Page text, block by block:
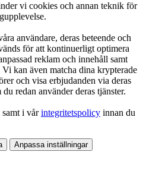
vi cookies och annan teknik för
användare, deras beteende och
för att kontinuerligt optimera
reklam och innehåll samt
kan även matcha dina krypterade
och visa erbjudanden via deras
redan använder deras tjänster.
samt i vårintegritetspolicy innan du
Anpassa inställningar